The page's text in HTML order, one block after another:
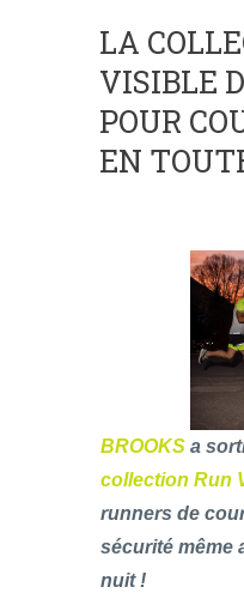
LA
VISIBLE
POUR
EN
BROOKS a
collection Run
runners de
sécurité même
nuit !